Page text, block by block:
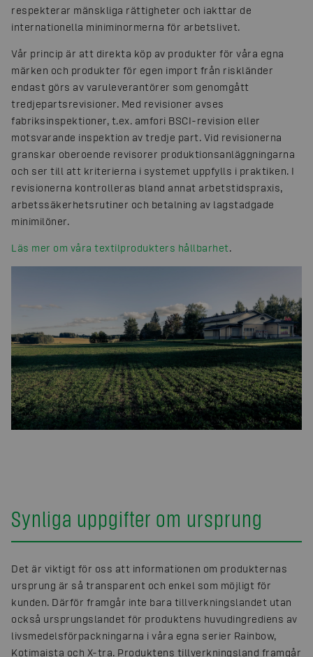
respekterar mänskliga rättigheter och iakttar de
internationella miniminormerna för arbetslivet.
Vår princip är att direkta köp av produkter för våra egna
märken och produkter för egen import från riskländer
endast görs av varuleverantörer som genomgått
tredjepartsrevisioner. Med revisioner avses
fabriksinspektioner, t.ex. amfori BSCI-revision eller
motsvarande inspektion av tredje part. Vid revisionerna
granskar oberoende revisorer produktionsanläggningarna
och ser till att kriterierna i systemet uppfylls i praktiken. I
revisionerna kontrolleras bland annat arbetstidspraxis,
arbetssäkerhetsrutiner och betalning av lagstadgade
minimilöner.
Läs mer om våra textilprodukters hållbarhet.
Synliga uppgifter om ursprung
Det är viktigt för oss att informationen om produkternas
ursprung är så transparent och enkel som möjligt för
kunden. Därför framgår inte bara tillverkningslandet utan
också ursprungslandet för produktens huvudingrediens av
livsmedelsförpackningarna i våra egna serier Rainbow,
Kotimaista och X-tra. Produktens tillverkningsland framgår